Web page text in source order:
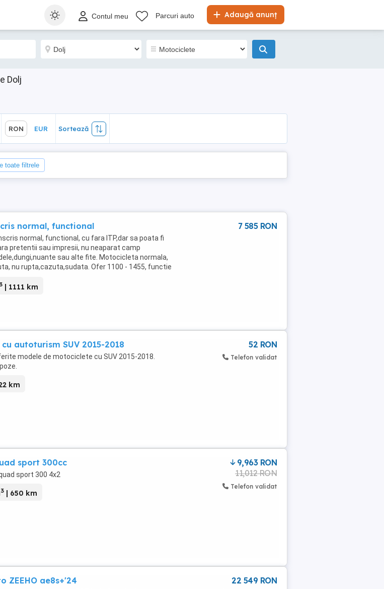
Adaugă anunț
Contul meu Parcuri auto
Dolj
Sortează
RON EUR Sortează
toate filtrele
normal, functional
normal, functional, cu fara ITP,dar sa poata fi
pretentii sau impresii, nu neaparat camp
sau alte fite. Motocicleta normala,
nu rupta,cazuta,sudata. Ofer 1100 - 1455, functie
| 1111 km
7 585 RON
autoturism SUV 2015-2018
modele de motociclete cu SUV 2015-2018.
km
52 RON
Telefon validat
sport 300cc
sport 300 4x2
3 | 650 km
9,963 RON
11,012 RON
Telefon validat
ZEEHO ae8s+'24 22 549 RON